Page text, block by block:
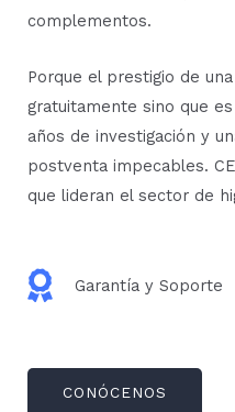
complementos.
Porque el prestigio de
gratuitamente sino que
años de investigación y
postventa impecables.
que lideran el sector de
Garantía y Soporte
CONÓCENOS